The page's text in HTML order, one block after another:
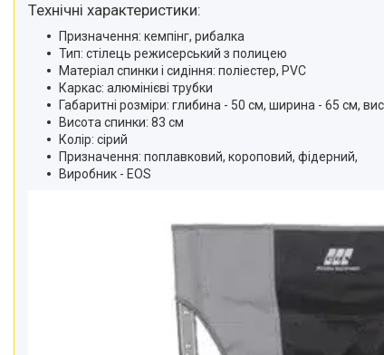
Технічні характеристики:
Призначення: кемпінг, рибалка
Тип: стілець режисерський з полицею
Матеріал спинки і сидіння: поліестер, PVC
Каркас: алюмінієві трубки
Габаритні розміри: глибина - 50 см, ширина - 65 см,
Висота спинки: 83 см
Колір: сірий
Призначення: поплавковий, короповий, фідерний,
Виробник - EOS